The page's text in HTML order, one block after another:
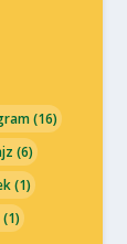
(16)
(6)
(1)
(1)